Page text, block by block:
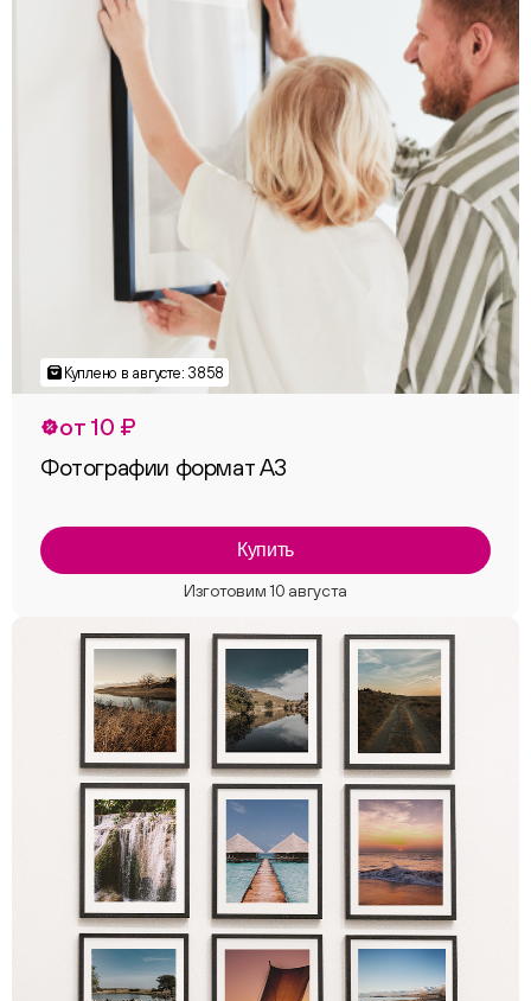
от 10 ₽
Фотографии формат А3
Купить